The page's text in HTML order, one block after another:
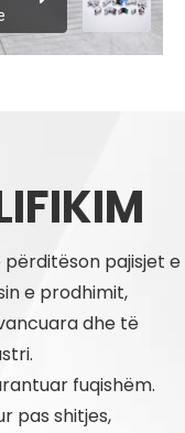
pajisjet e
e prodhimit,
dhe të
fuqishëm.
pas shitjes,